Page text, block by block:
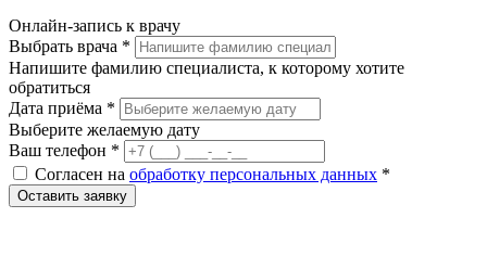
Онлайн-запись к врачу
Выбрать врача *
Напишите фамилию специалиста, к которому хотите
обратиться
Дата приёма *
Выберите желаемую дату
Ваш телефон *
Согласен на обработку персональных данных *
Оставить заявку